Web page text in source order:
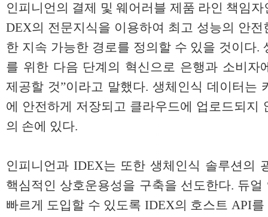
인피니언의 결제 및 웨어러블 제품 라인 책임
DEX의 전문지식을 이용하여 최고 성능의 안
한 지속 가능한 경로를 정의할 수 있을 것이다.
를 위한 다음 단계의 혁신으로 은행과 소비자
제공할 것”이라고 말했다. 생체인식 데이터는
에 안전하게 저장되고 클라우드에 업로드되지
의 손에 있다.
인피니언과 IDEX는 또한 생체인식 솔루션의
핵심적인 상호운용성을 구축을 선도한다. 듀
빠르게 도입할 수 있도록 IDEX의 호스트 API